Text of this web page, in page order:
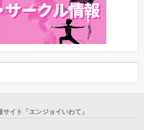
イト「エンジョイいわて」